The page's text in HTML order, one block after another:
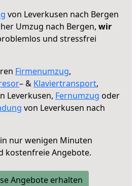
von Leverkusen nach Bergen
Umzug nach Bergen, wir
und stressfrei
Firmenumzug,
– & Klaviertransport,
Leverkusen, Fernumzug oder
von Leverkusen nach
in nur wenigen Minuten
kostenfreie Angebote.
Angebote erhalten